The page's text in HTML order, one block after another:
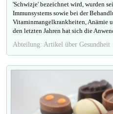
'Schwizje' bezeichnet wird, wurden
Immunsystems sowie bei der
Vitaminmangelkrankheiten, Anämie
den letzten Jahren hat sich die
Abteilung: Artikel über Gesundheit